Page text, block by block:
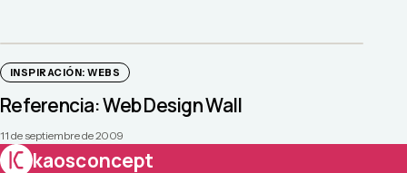
INSPIRACIÓN: WEBS
Referencia: Web Design Wall
11 de septiembre de 2009
kaosconcept